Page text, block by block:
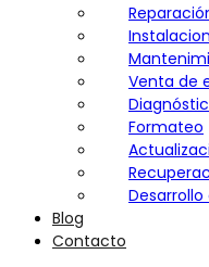
Venta de
Formateo
Blog
Contacto